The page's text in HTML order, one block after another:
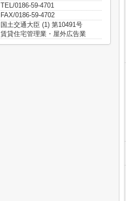
TEL/0186-59-4701
FAX/0186-59-4702
国土交通大臣 (1) 第10491号
賃貸住宅管理業・屋外広告業